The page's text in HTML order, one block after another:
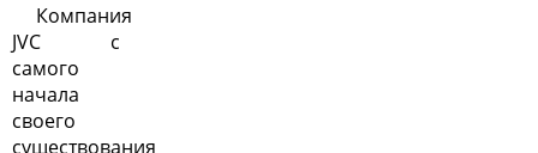
Компания
JVC с
самого
начала
своего
существования